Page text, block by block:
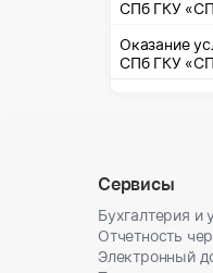
Оказание
Сервисы
Бухгалтерия и
Отчетность
Электронный